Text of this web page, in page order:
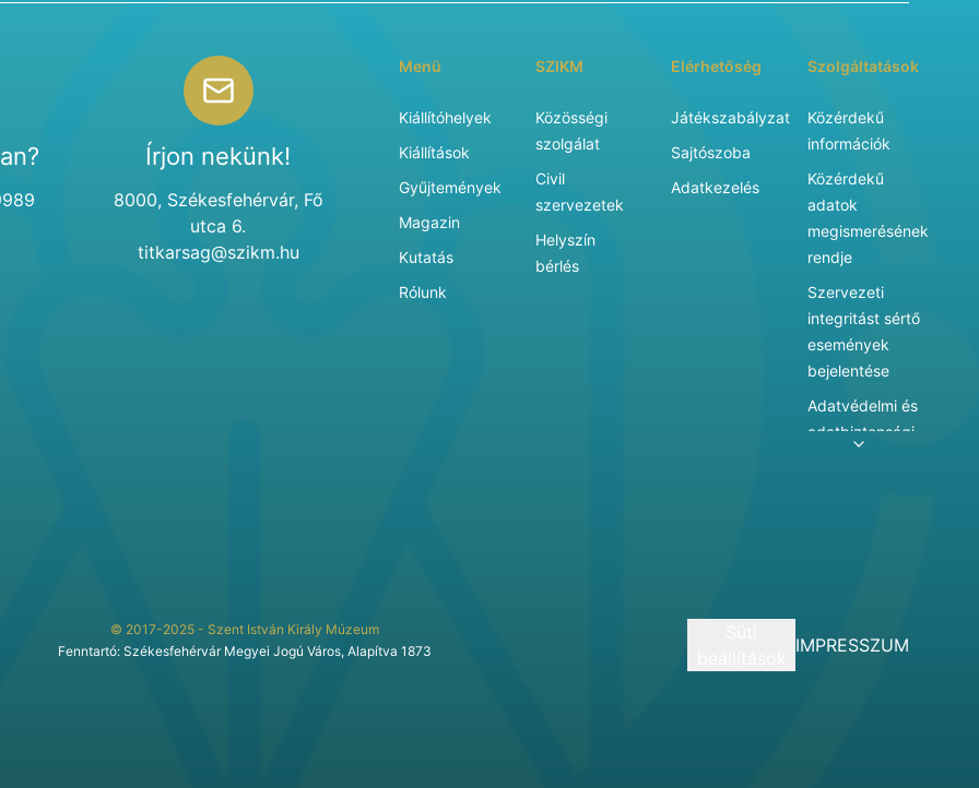
Írjon nekünk!
8000, Székesfehérvár, Fő
utca 6.
titkarsag@szikm.hu
Menü
Kiállítóhelyek
Kiállítások
Gyűjtemények
Magazin
Kutatás
Rólunk
SZIKM
Közösségi
szolgálat
Civil
szervezetek
Helyszín
bérlés
Elérhetőség
Játékszabályzat
Sajtószoba
Adatkezelés
Szolgáltatások
Közérdekű
információk
Közérdekű
adatok
megismerésének
rendje
Szervezeti
integritást sértő
események
bejelentése
Adatvédelmi és
adatbiztonsági
szolgáltatásai
© 2017-2025 - Szent István Király Múzeum
Fenntartó: Székesfehérvár Megyei Jogú Város, Alapítva 1873
IMPRESSZUM